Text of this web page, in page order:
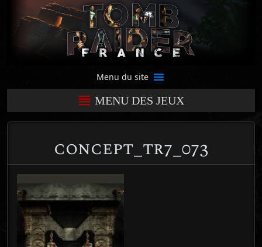
Menu du site
MENU DES JEUX
concept_tr7_073